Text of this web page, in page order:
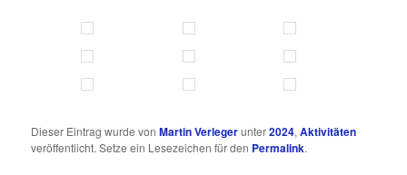
Dieser Eintrag wurde vonMartin Verlegerunter2024,Aktivitäten
veröffentlicht. Setze ein Lesezeichen für den Permalink.